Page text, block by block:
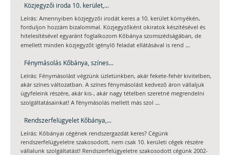
Közjegyzői iroda 10. kerület,...
Leírás: Amennyiben közjegyzői irodát keres a 10. kerület környékén,
forduljon hozzám bizalommal. Közjegyzőként okiratok készítésével és
hitelesítésével egyaránt foglalkozom Kőbánya szomszédságában, de
emellett minden közjegyzőt igénylő feladat ellátásával is rend ...
Fénymásolás Kőbánya, színes...
Leírás: Fénymásolást végzünk üzletünkben, akár fekete-fehér kivitelben,
akár színes változatban. A színes fénymásolást kedvező áron vállaljuk
ügyfeleink részére, akár kis-, akár nagy tételben szeretné megrendelni
szolgáltatásainkat! A fénymásolás mellett más szol ...
Rendszerfelügyelet Kőbánya,...
Leírás: Kőbányai cégének rendszergazdát keres? Cégünk
rendszerfelügyeletre szakosodott, nem csak 10. kerületi cégek részére
vállalunk szolgáltatást! Rendszerfelügyeletre szakosodott cégünk 2002-